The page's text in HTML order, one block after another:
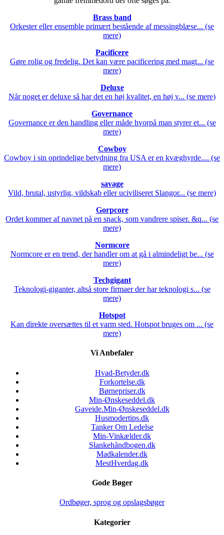
Brass band
Orkester eller ensemble primært bestående af messingblæse... (se
mere)
Pacificere
Gøre rolig og fredelig. Det kan være pacificering med magt... (se
mere)
Deluxe
Når noget er deluxe så har det en høj kvalitet, en høj v... (se mere)
Governance
Governance er den handling eller måde hvorpå man styrer et... (se
mere)
Cowboy
Cowboy i sin oprindelige betydning fra USA er en kvæghyrde.... (se
mere)
savage
Vild, brutal, ustyrlig, vildskab eller uciviliseret Slangor... (se mere)
Gorpcore
Ordet kommer af navnet på en snack, som vandrere spiser. &q... (se
mere)
Normcore
Normcore er en trend, der handler om at gå i almindeligt be... (se
mere)
Techgigant
Teknologi-giganter, altså store firmaer der har teknologi s... (se
mere)
Hotspot
Kan direkte oversættes til et varm sted. Hotspot bruges om ... (se
mere)
Vi Anbefaler
Hvad-Betyder.dk
Forkortelse.dk
Børnepriser.dk
Min-Ønskeseddel.dk
Gaveide.Min-Ønskeseddel.dk
Husmodertips.dk
Tanker Om Ledelse
Min-Vinkælder.dk
Slankehåndbogen.dk
Madkalender.dk
MestHverdag.dk
Gode Bøger
Ordbøger, sprog og opslagsbøger
Kategorier